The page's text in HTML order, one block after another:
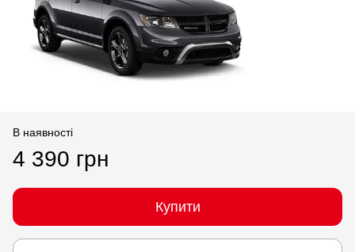
В наявності
4 390 грн
Купити